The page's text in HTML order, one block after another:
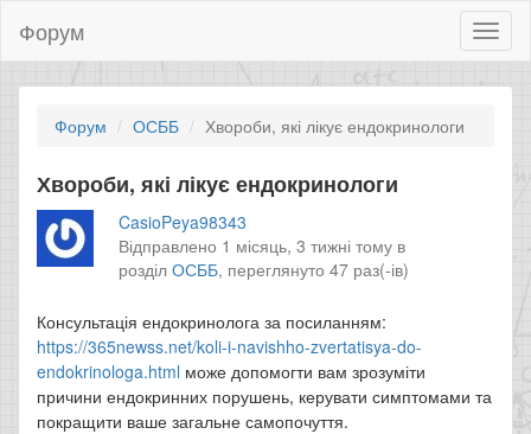
Форум
Форум ОСББ Хвороби, які лікує ендокринологи
Хвороби, які лікує ендокринологи
CasioPeya98343
Відправлено 1 місяць, 3 тижні тому в
розділОСББ, переглянуто 47 раз(-ів)
Консультація ендокринолога за посиланням:
https://365newss.net/koli-i-navishho-zvertatisya-do-
endokrinologa.html може допомогти вам зрозуміти
причини ендокринних порушень, керувати симптомами та
покращити ваше загальне самопочуття.